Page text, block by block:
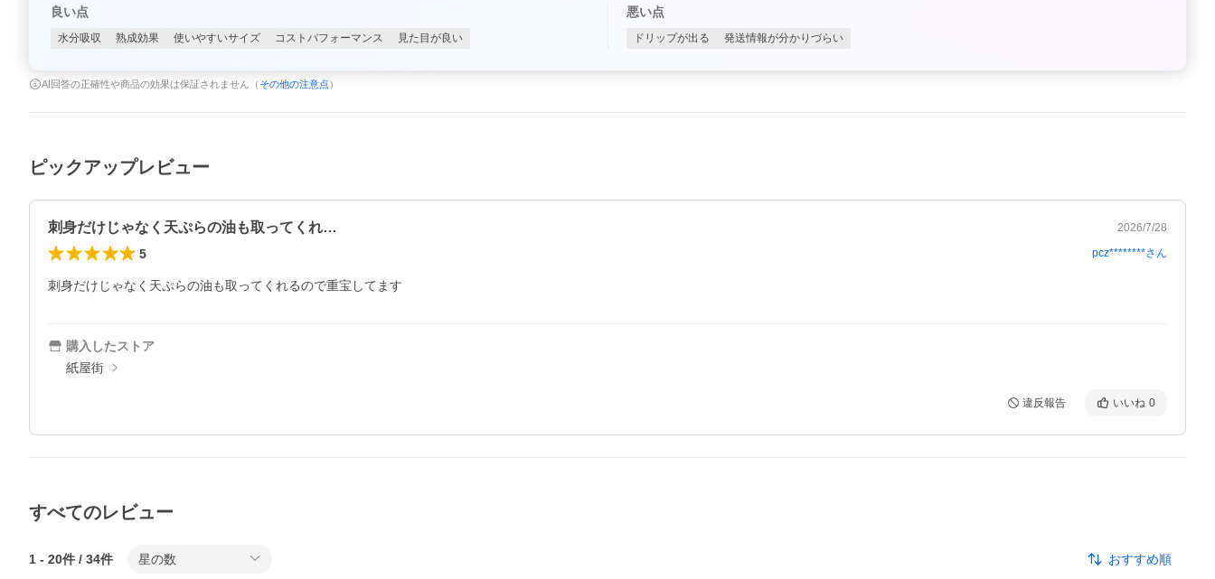
良い点
水分吸収 熟成効果 使いやすいサイズ コストパフォーマンス 見た目が良い
悪い点
ドリップが出る 発送情報が分かりづらい
AI回答の正確性や商品の効果は保証されません（ その他の注意点 ）
ピックアップレビュー
刺身だけじゃなく天ぷらの油も取ってくれ… 2026/7/28
5 pcz********さん
刺身だけじゃなく天ぷらの油も取ってくれるので重宝してます
購入したストア
紙屋街
違反報告 いいね 0
すべてのレビュー
1 - 20件 / 34件 星の数 おすすめ順